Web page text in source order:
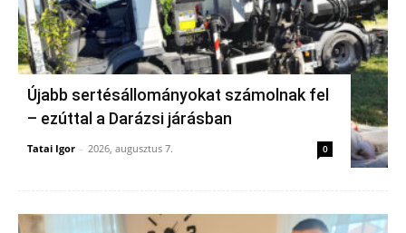
Újabb sertésállományokat számolnak fel
– ezúttal a Darázsi járásban
Tatai Igor - 2026, augusztus 7. 0